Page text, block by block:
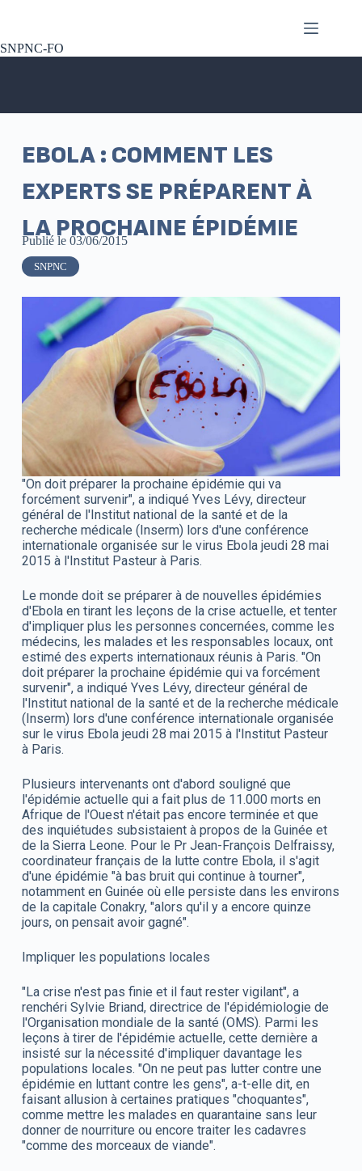
SNPNC-FO
EBOLA : COMMENT LES
EXPERTS SE PRÉPARENT À
LA PROCHAINE ÉPIDÉMIE
Publié le 03/06/2015
SNPNC
"On doit préparer la prochaine épidémie qui va
forcément survenir", a indiqué Yves Lévy, directeur
général de l'Institut national de la santé et de la
recherche médicale (Inserm) lors d'une conférence
internationale organisée sur le virus Ebola jeudi 28 mai
2015 à l'Institut Pasteur à Paris.
Le monde doit se préparer à de nouvelles épidémies
d'Ebola en tirant les leçons de la crise actuelle, et tenter
d'impliquer plus les personnes concernées, comme les
médecins, les malades et les responsables locaux, ont
estimé des experts internationaux réunis à Paris. "On
doit préparer la prochaine épidémie qui va forcément
survenir", a indiqué Yves Lévy, directeur général de
l'Institut national de la santé et de la recherche médicale
(Inserm) lors d'une conférence internationale organisée
sur le virus Ebola jeudi 28 mai 2015 à l'Institut Pasteur
à Paris.
Plusieurs intervenants ont d'abord souligné que
l'épidémie actuelle qui a fait plus de 11.000 morts en
Afrique de l'Ouest n'était pas encore terminée et que
des inquiétudes subsistaient à propos de la Guinée et
de la Sierra Leone. Pour le Pr Jean-François Delfraissy,
coordinateur français de la lutte contre Ebola, il s'agit
d'une épidémie "à bas bruit qui continue à tourner",
notamment en Guinée où elle persiste dans les environs
de la capitale Conakry, "alors qu'il y a encore quinze
jours, on pensait avoir gagné".
Impliquer les populations locales
"La crise n'est pas finie et il faut rester vigilant", a
renchéri Sylvie Briand, directrice de l'épidémiologie de
l'Organisation mondiale de la santé (OMS). Parmi les
leçons à tirer de l'épidémie actuelle, cette dernière a
insisté sur la nécessité d'impliquer davantage les
populations locales. "On ne peut pas lutter contre une
épidémie en luttant contre les gens", a-t-elle dit, en
faisant allusion à certaines pratiques "choquantes",
comme mettre les malades en quarantaine sans leur
donner de nourriture ou encore traiter les cadavres
"comme des morceaux de viande".